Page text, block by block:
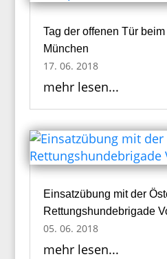
Tag der offenen Tür
München
17. 06. 2018
mehr lesen...
Einsatzübung mit der
Rettungshundebrigade
05. 06. 2018
mehr lesen...